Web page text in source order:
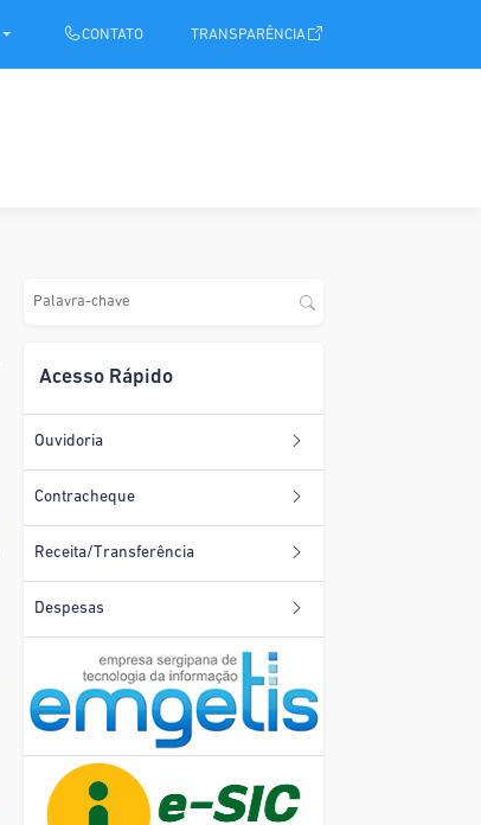
CONTATO TRANSPARÊNCIA
Acesso Rápido
Ouvidoria
Contracheque
Receita/Transferência
Despesas